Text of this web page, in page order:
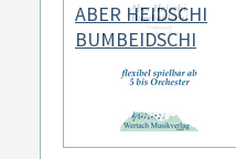
ABER HEIDSCHI
BUMBEIDSCHI